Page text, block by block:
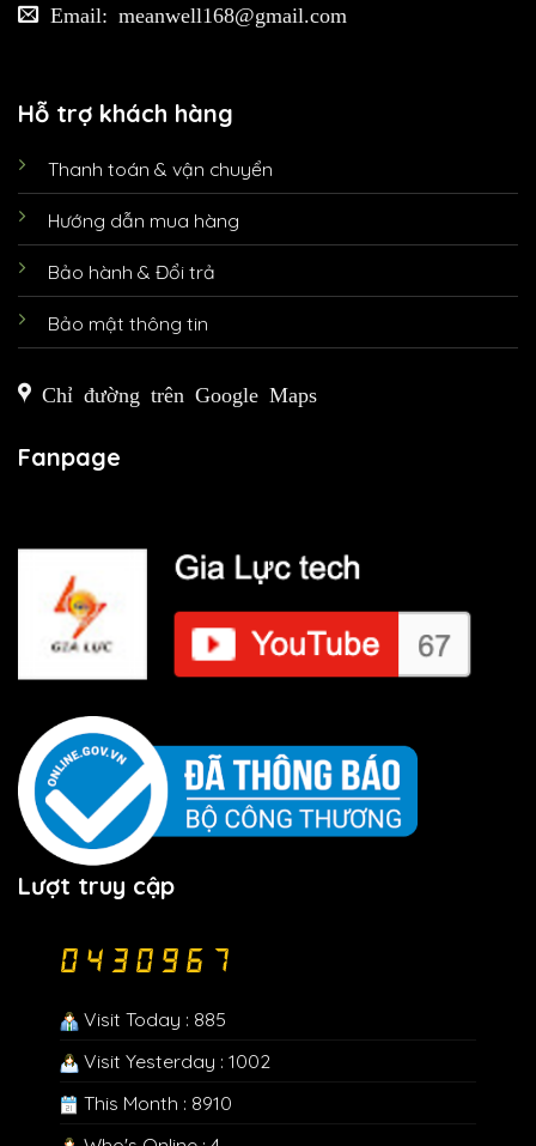
Email: meanwell168@gmail.com
Hỗ trợ khách hàng
Thanh toán & vận chuyển
Hướng dẫn mua hàng
Bảo hành & Đổi trả
Bảo mật thông tin
Chỉ đường trên Google Maps
Fanpage
Lượt truy cập
Visit Today : 885
Visit Yesterday : 1002
This Month : 8910